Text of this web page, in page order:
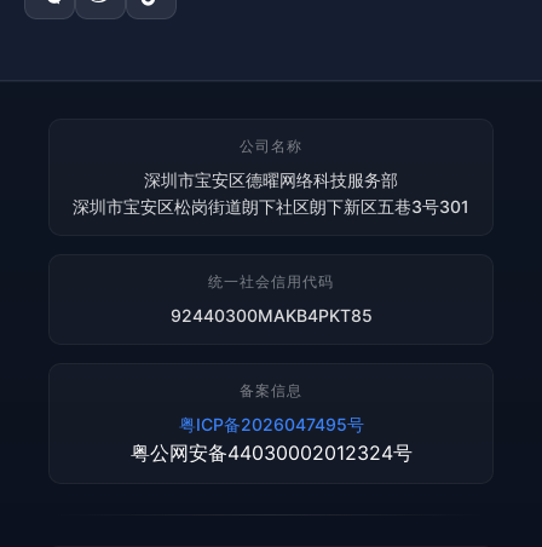
公司名称
深圳市宝安区德曜网络科技服务部
深圳市宝安区松岗街道朗下社区朗下新区五巷3号301
统一社会信用代码
92440300MAKB4PKT85
备案信息
粤ICP备2026047495号
粤公网安备44030002012324号